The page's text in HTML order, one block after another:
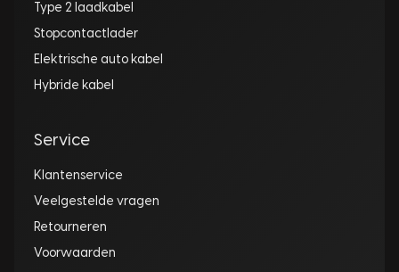
Type 2 laadkabel
Stopcontactlader
Elektrische auto kabel
Hybride kabel
Service
Klantenservice
Veelgestelde vragen
Retourneren
Voorwaarden